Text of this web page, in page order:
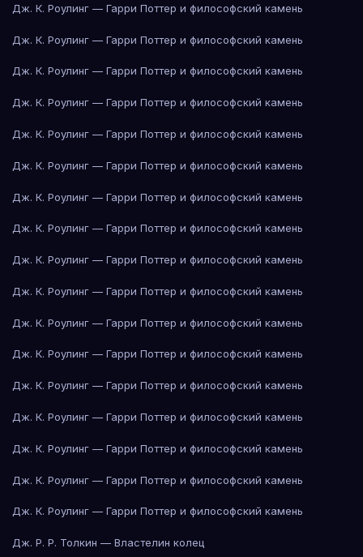
Дж. К. Роулинг — Гарри Поттер и философский камень
Дж. К. Роулинг — Гарри Поттер и философский камень
Дж. К. Роулинг — Гарри Поттер и философский камень
Дж. К. Роулинг — Гарри Поттер и философский камень
Дж. К. Роулинг — Гарри Поттер и философский камень
Дж. К. Роулинг — Гарри Поттер и философский камень
Дж. К. Роулинг — Гарри Поттер и философский камень
Дж. К. Роулинг — Гарри Поттер и философский камень
Дж. К. Роулинг — Гарри Поттер и философский камень
Дж. К. Роулинг — Гарри Поттер и философский камень
Дж. К. Роулинг — Гарри Поттер и философский камень
Дж. К. Роулинг — Гарри Поттер и философский камень
Дж. К. Роулинг — Гарри Поттер и философский камень
Дж. К. Роулинг — Гарри Поттер и философский камень
Дж. К. Роулинг — Гарри Поттер и философский камень
Дж. К. Роулинг — Гарри Поттер и философский камень
Дж. К. Роулинг — Гарри Поттер и философский камень
Дж. Р. Р. Толкин — Властелин колец